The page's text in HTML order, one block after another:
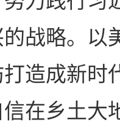
战略。以
造成新时
在乡土大